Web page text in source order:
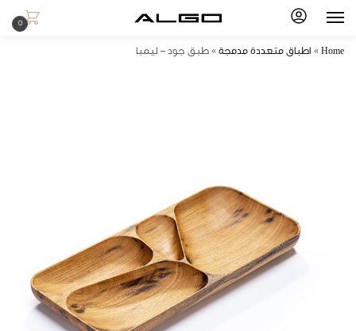
0
Home
» اطباق متعددة مدمجة » طبق جود – ليمبا